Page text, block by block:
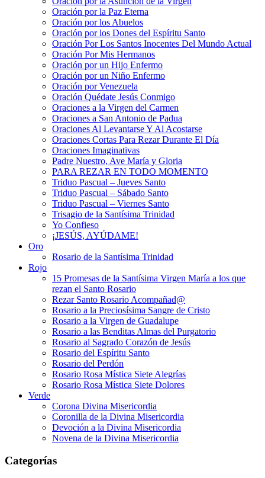
Oración por la Paz Eterna
Oración por los Abuelos
Oración por los Dones del Espíritu Santo
Oración Por Los Santos Inocentes Del Mundo Actual
Oración Por Mis Hermanos
Oración por un Hijo Enfermo
Oración por un Niño Enfermo
Oración por Venezuela
Oración Quédate Jesús Conmigo
Oraciones a la Virgen del Carmen
Oraciones a San Antonio de Padua
Oraciones Al Levantarse Y Al Acostarse
Oraciones Cortas Para Rezar Durante El Día
Oraciones Imaginativas
Padre Nuestro, Ave María y Gloria
PARA REZAR EN TODO MOMENTO
Triduo Pascual – Jueves Santo
Triduo Pascual – Sábado Santo
Triduo Pascual – Viernes Santo
Trisagio de la Santísima Trinidad
Yo Confieso
¡JESÚS, AYÚDAME!
Oro
Rosario de la Santísima Trinidad
Rojo
15 Promesas de la Santísima Virgen María a los que
rezan el Santo Rosario
Rezar Santo Rosario Acompañad@
Rosario a la Preciosísima Sangre de Cristo
Rosario a la Virgen de Guadalupe
Rosario a las Benditas Almas del Purgatorio
Rosario al Sagrado Corazón de Jesús
Rosario del Espíritu Santo
Rosario del Perdón
Rosario Rosa Mística Siete Alegrías
Rosario Rosa Mística Siete Dolores
Verde
Corona Divina Misericordia
Coronilla de la Divina Misericordia
Devoción a la Divina Misericordia
Novena de la Divina Misericordia
Categorías